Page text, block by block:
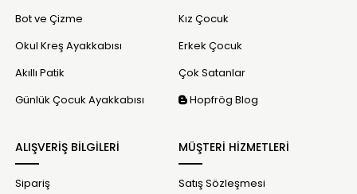
Bot ve Çizme
Okul Kreş Ayakkabısı
Akıllı Patik
Günlük Çocuk Ayakkabısı
Kız Çocuk
Erkek Çocuk
Çok Satanlar
Hopfrög Blog
ALIŞVERİŞ BİLGİLERİ
Sipariş
MÜŞTERİ HİZMETLERİ
Satış Sözleşmesi